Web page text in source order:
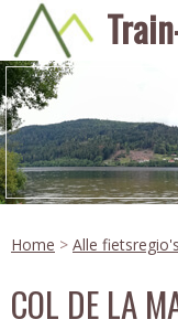
Home > Alle fietsregio's
COL DE LA